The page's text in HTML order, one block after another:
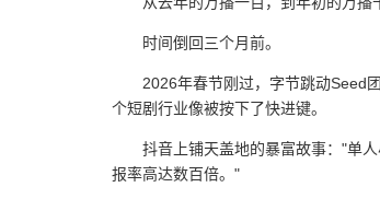
时间倒回三个月前。
2026年春节刚过，字节跳动Seed
个短剧行业像被按下了快进键。
抖音上铺天盖地的暴富故事："单
报率高达数百倍。"